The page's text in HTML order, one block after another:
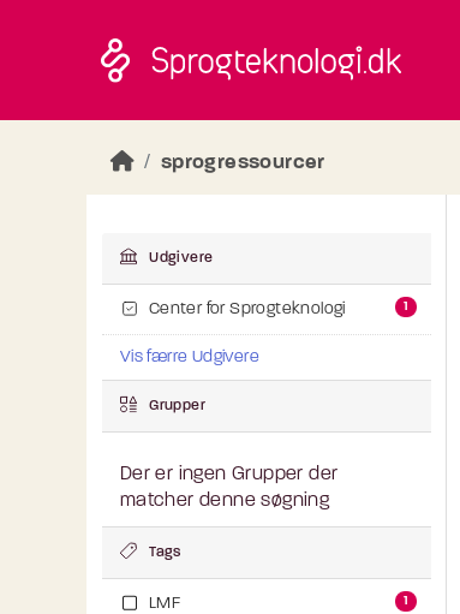
sprogressourcer
Udgivere
Center for Sprogteknologi 1
Vis færre Udgivere
Grupper
Der er ingen Grupper der
matcher denne søgning
Tags
LMF 1